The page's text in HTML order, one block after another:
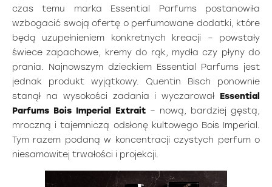
czas temu marka Essential Parfums postanowiła
wzbogacić swoją ofertę o perfumowane dodatki, które
będą uzupełnieniem konkretnych kreacji – powstały
świece zapachowe, kremy do rąk, mydła czy płyny do
prania. Najnowszym dzieckiem Essential Parfums jest
jednak produkt wyjątkowy. Quentin Bisch ponownie
stanął na wysokości zadania i wyczarował Essential
Parfums Bois Imperial Extrait – nową, bardziej gęstą,
mroczną i tajemniczą odsłonę kultowego Bois Imperial.
Tym razem podaną w koncentracji czystych perfum o
niesamowitej trwałości i projekcji.